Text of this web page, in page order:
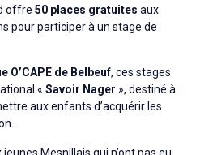
offre 50 places gratuites aux
pour participer à un stage de
O’CAPE de Belbeuf, ces stages
« Savoir Nager », destiné à
aux enfants d’acquérir les
Mesnillais qui n’ont pas eu